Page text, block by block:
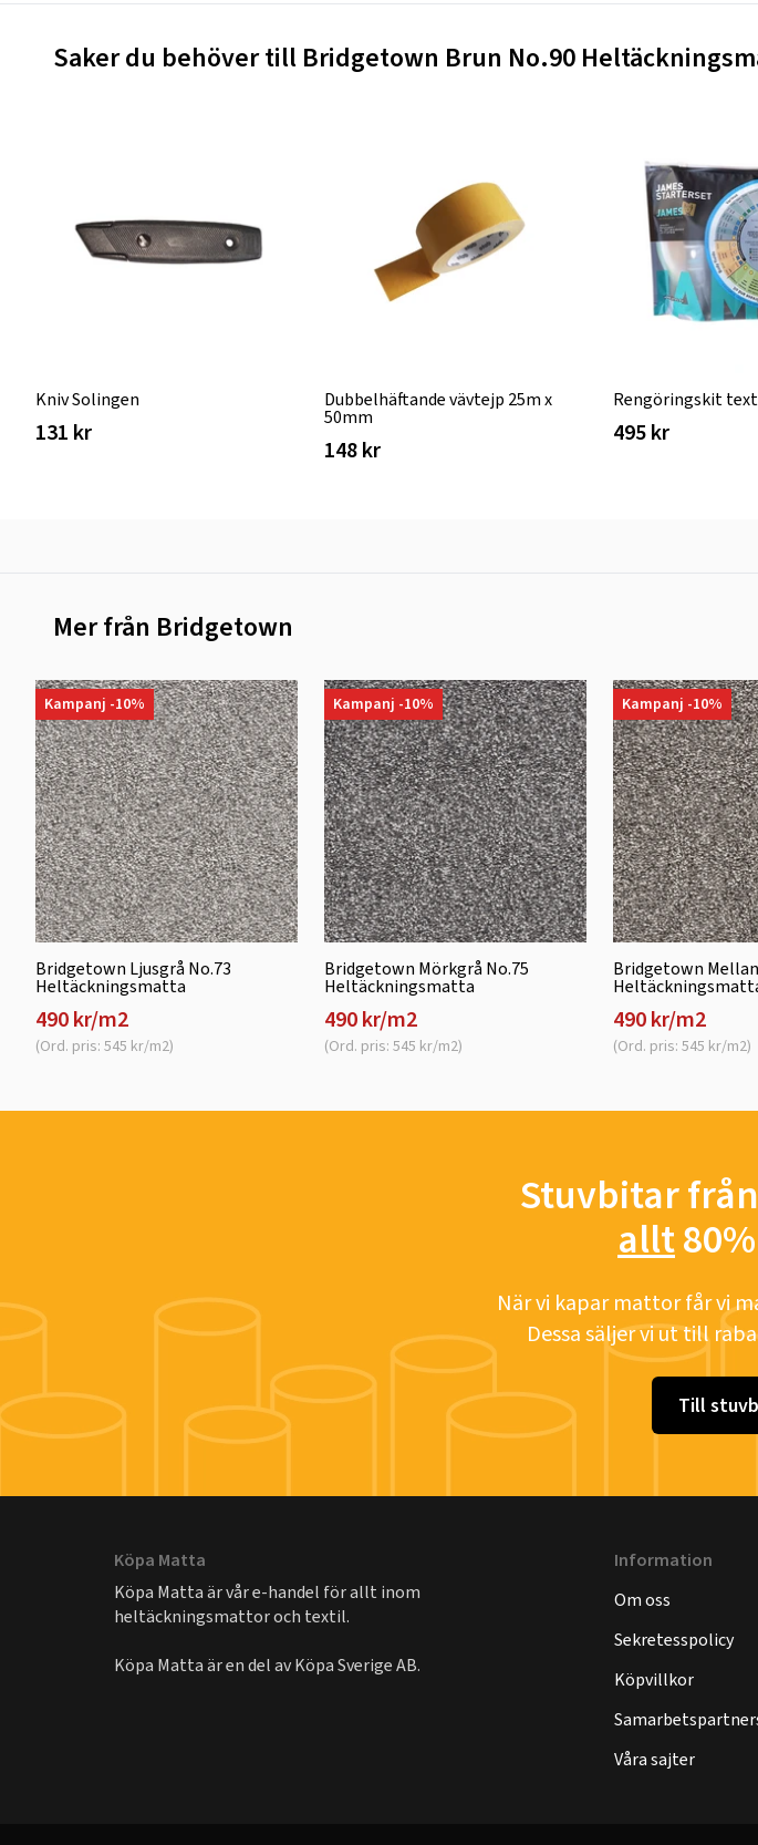
Saker du behöver till Bridgetown Brun No.90
Kniv Solingen
131 kr
Dubbelhäftande vävtejp 25m x
50mm
148 kr
Rengöringskit
495 kr
Mer från Bridgetown
Kampanj -10%
Bridgetown Ljusgrå No.73
Heltäckningsmatta
490 kr/m2
(Ord. pris: 545 kr/m2)
Kampanj -10%
Bridgetown Mörkgrå No.75
Heltäckningsmatta
490 kr/m2
(Ord. pris: 545 kr/m2)
Kampanj -10%
Bridgetown
490 kr/m2
(Ord. pris: 545 kr/m2)
Stuvbitar
allt
När vi kapar mattor får vi
Dessa säljer vi ut till
Till
Köpa Matta
Köpa Matta är vår e-handel för allt inom
heltäckningsmattor och textil.
Köpa Matta är en del avKöpa Sverige AB.
Information
Om oss
Sekretesspolicy
Köpvillkor
Våra sajter